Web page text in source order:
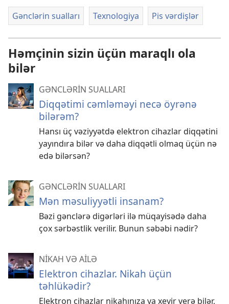
Gənclərin sualları Texnologiya Pis vərdişlər
Həmçinin sizin üçün maraqlı ola
bilər
GƏNCLƏRİN SUALLARI
Diqqətimi cəmləməyi necə öyrənə
bilərəm?
Hansı üç vəziyyətdə elektron cihazlar diqqətini
yayındıra bilər və daha diqqətli olmaq üçün nə
edə bilərsən?
GƏNCLƏRİN SUALLARI
Mən məsuliyyətli insanam?
Bəzi gənclərə digərləri ilə müqayisədə daha
çox sərbəstlik verilir. Bunun səbəbi nədir?
NİKAH VƏ AİLƏ
Elektron cihazlar. Nikah üçün
təhlükədir?
Elektron cihazlar nikahınıza ya xeyir verə bilər,